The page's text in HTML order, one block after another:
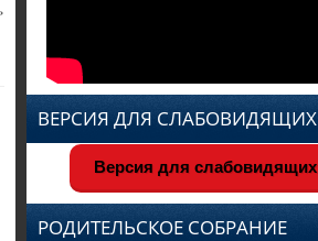
ВЕРСИЯ ДЛЯ СЛАБОВИДЯЩИХ
Версия для слабовидящих
РОДИТЕЛЬСКОЕ СОБРАНИЕ